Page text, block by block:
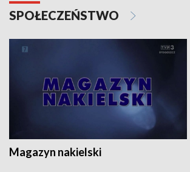
SPOŁECZEŃSTWO
Magazyn nakielski